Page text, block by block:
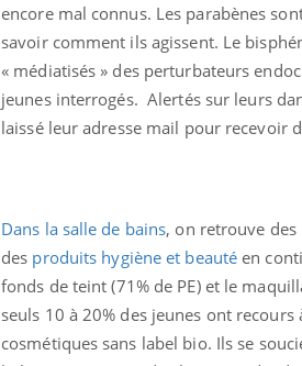
encore mal connus. Les parabènes
savoir comment ils agissent. Le
« médiatisés » des perturbateurs
jeunes interrogés. Alertés sur leurs
laissé leur adresse mail pour recevoir
Dans la salle de bains, on retrouve
des produits hygiène et beauté en
fonds de teint (71% de PE) et le
seuls 10 à 20% des jeunes ont
cosmétiques sans label bio. Ils se
Comment oublier les
Toujours connectés :
comment le travail
empiète de plus en plus
sur nos soirées
Cancer colorectal : une
stratégie simple aurait